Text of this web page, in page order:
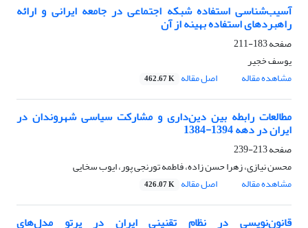
آسیب‌شناسی استفاده شبکه اجتماعی در جامعه ایرانی و ارائه
راهبردهای استفاده بهینه از آن
صفحه183-211
یوسف خجیر
مشاهده مقاله
اصل مقاله 462.67 K
مطالعات رابطه بین دین‌داری و مشارکت سیاسی شهروندان در
ایران در دهه 1394-1384
صفحه213-239
محسن نیازی، زهرا حسن زاده، فاطمه تورنجی پور، ایوب سخایی
مشاهده مقاله
اصل مقاله 426.07 K
قانون‌نویسی در نظام تقنینی ایران در پرتو مدل‌های